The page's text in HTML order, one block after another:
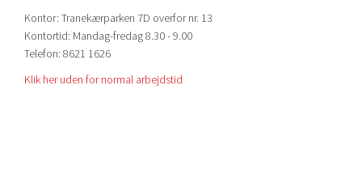
Kontor: Tranekærparken 7D overfor nr. 13
Kontortid: Mandag-fredag 8.30 - 9.00
Telefon: 8621 1626
Klik her uden for normal arbejdstid